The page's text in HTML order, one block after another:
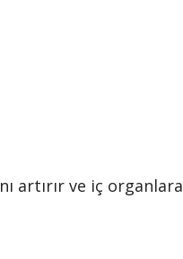
artırır ve iç